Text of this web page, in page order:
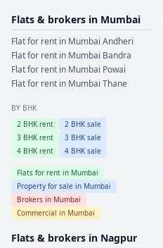
Flats & brokers in Mumbai
Flat for rent in Mumbai Andheri
Flat for rent in Mumbai Bandra
Flat for rent in Mumbai Powai
Flat for rent in Mumbai Thane
BY BHK
2 BHK rent 2 BHK sale
3 BHK rent 3 BHK sale
4 BHK rent 4 BHK sale
Flats for rent in Mumbai
Property for sale in Mumbai
Brokers in Mumbai
Commercial in Mumbai
Flats & brokers in Nagpur